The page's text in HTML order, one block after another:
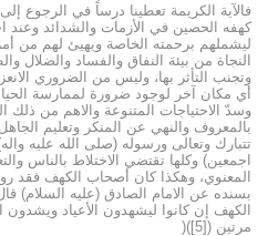
فالآية الكريمة تعطينا درساً في الرجوع
كهفه الحصين في الأزمات والشدائد وعند
ليشملهم برحمته الخاصة ويهيئ لهم من
النجاة من بيئة النفاق والفساد والضلال
أي مكان آخر لوجود ضرورة لممارسة
بالمعروف والنهي عن المنكر وتعليم
تتبارك وتعالى ورسوله (صلى الله عليه
اجمعين) وكلها تقتضي الاختلاط بالناس
المعنوي، وهكذا كان أصحاب الكهف فقد
بسنده عن الامام الصادق (عليه السلام)
مرتين ([5])(